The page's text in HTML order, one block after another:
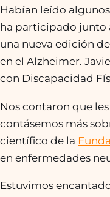
Habían leído
ha participado junto
una nueva edición
en el Alzheimer.
con Discapacidad
Nos contaron que
contásemos más
científico de la
en enfermedades
Estuvimos